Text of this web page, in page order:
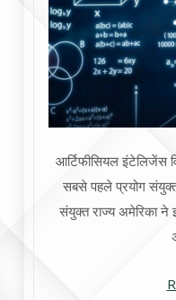
आर्टिफीसियल इंटेलिजेंस
सबसे पहले प्रयोग संयुक्त
संयुक्त राज्य अमेरिका ने